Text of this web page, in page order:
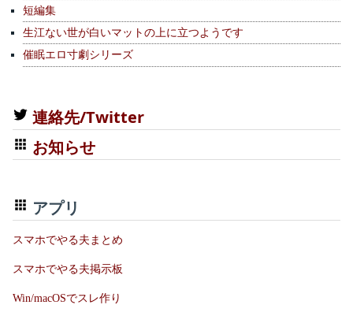
短編集
生江ない世が白いマットの上に立つようです
催眠エロ寸劇シリーズ
連絡先/Twitter
お知らせ
アプリ
スマホでやる夫まとめ
スマホでやる夫掲示板
Win/macOSでスレ作り